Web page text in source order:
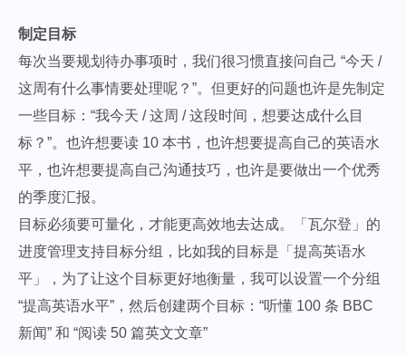
制定目标
每次当要规划待办事项时，我们很习惯直接问自己 “今天 /
这周有什么事情要处理呢？”。但更好的问题也许是先制定
一些目标：“我今天 / 这周 / 这段时间，想要达成什么目
标？”。也许想要读 10 本书，也许想要提高自己的英语水
平，也许想要提高自己沟通技巧，也许是要做出一个优秀
的季度汇报。
目标必须要可量化，才能更高效地去达成。「瓦尔登」的
进度管理支持目标分组，比如我的目标是「提高英语水
平」，为了让这个目标更好地衡量，我可以设置一个分组
“提高英语水平”，然后创建两个目标：“听懂 100 条 BBC
新闻” 和 “阅读 50 篇英文文章”